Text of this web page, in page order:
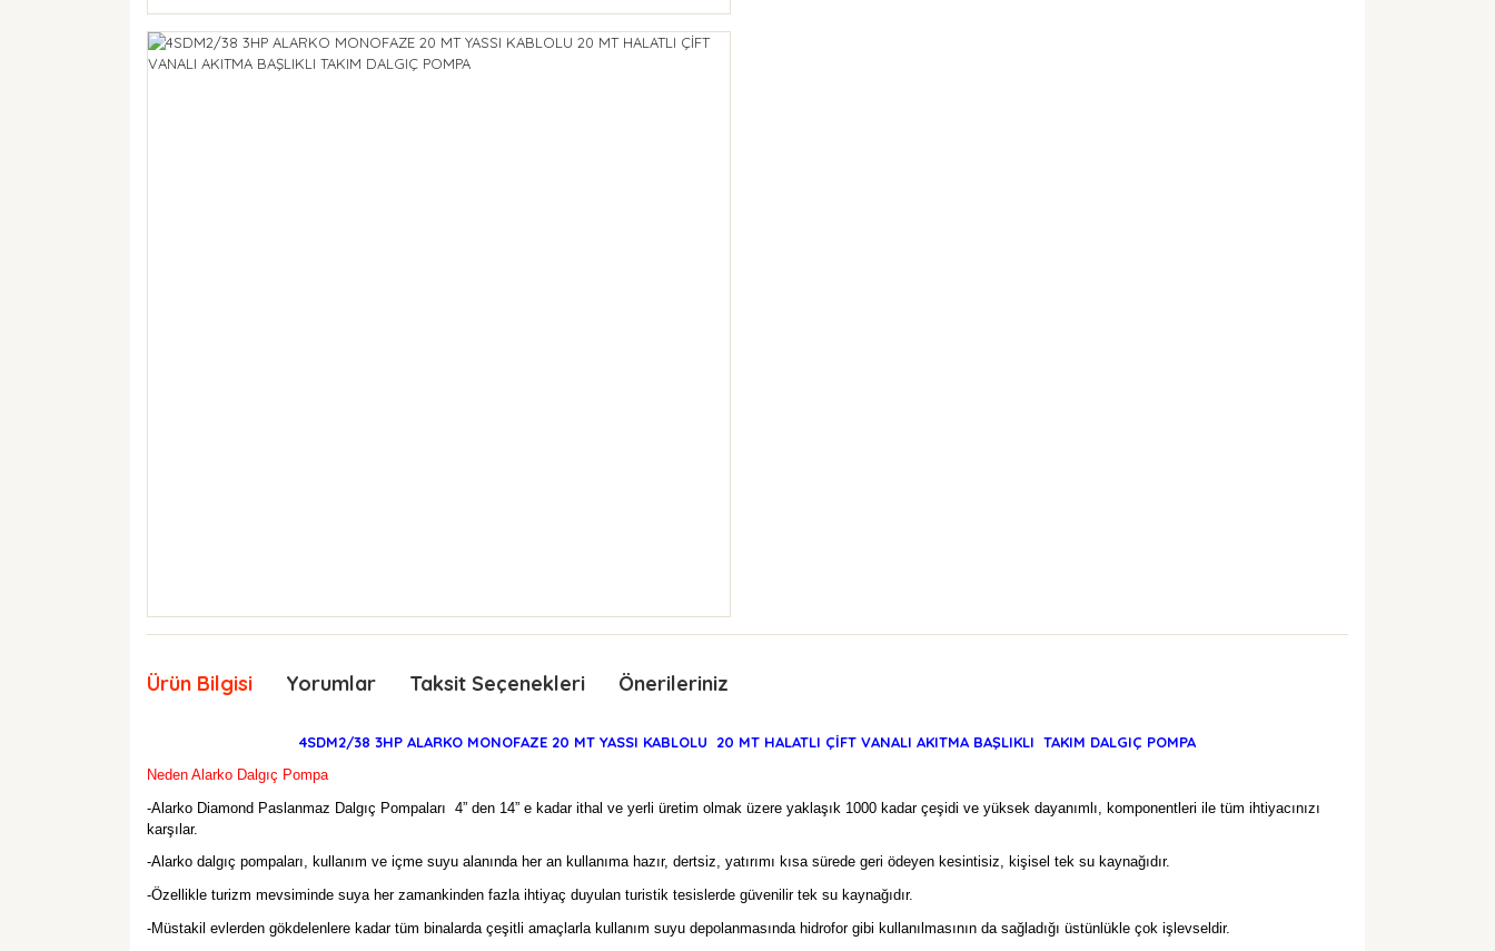
Ürün Bilgisi Yorumlar Taksit Seçenekleri Önerileriniz
4SDM2/38 3HP ALARKO MONOFAZE 20 MT YASSI KABLOLU 20 MT HALATLI ÇİFT VANALI AKITMA BAŞLIKLI TAKIM DALGIÇ POMPA
Neden Alarko Dalgıç Pompa
-Alarko Diamond Paslanmaz Dalgıç Pompaları 4” den 14” e kadar ithal ve yerli üretim olmak üzere yaklaşık 1000 kadar çeşidi ve yüksek dayanımlı, komponentleri ile tüm ihtiyacınızı
karşılar.
-Alarko dalgıç pompaları, kullanım ve içme suyu alanında her an kullanıma hazır, dertsiz, yatırımı kısa sürede geri ödeyen kesintisiz, kişisel tek su kaynağıdır.
-Özellikle turizm mevsiminde suya her zamankinden fazla ihtiyaç duyulan turistik tesislerde güvenilir tek su kaynağıdır.
-Müstakil evlerden gökdelenlere kadar tüm binalarda çeşitli amaçlarla kullanım suyu depolanmasında hidrofor gibi kullanılmasının da sağladığı üstünlükle çok işlevseldir.